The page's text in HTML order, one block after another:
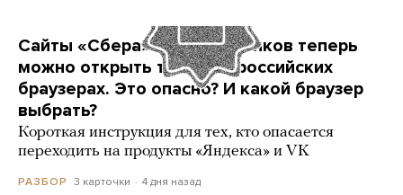
Сайты «Сбера» и других банков теперь
можно открыть только в российских
браузерах. Это опасно? И какой браузер
выбрать?
Короткая инструкция для тех, кто опасается
переходить на продукты «Яндекса» и VK
РАЗБОР 3 карточки 4 дня назад